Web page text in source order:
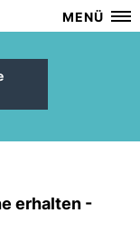
MENÜ
erhalten -